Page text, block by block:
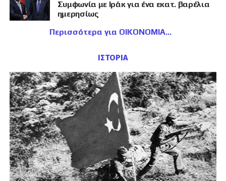
Συμφωνία με Ιράκ για ένα εκατ. βαρέλια
ημερησίως
Περισσότερα για ΟΙΚΟΝΟΜΙΑ
ΙΣΤΟΡΙΑ